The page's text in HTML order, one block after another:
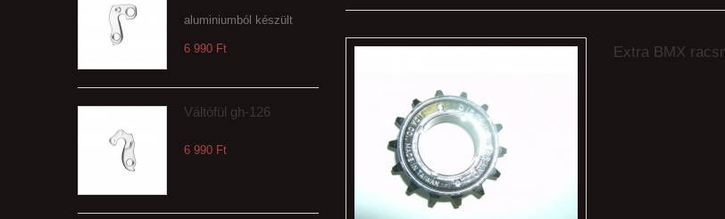
aluminiumból készült
6 990 Ft‎
Váltófül gh-126
6 990 Ft‎
Extra BMX